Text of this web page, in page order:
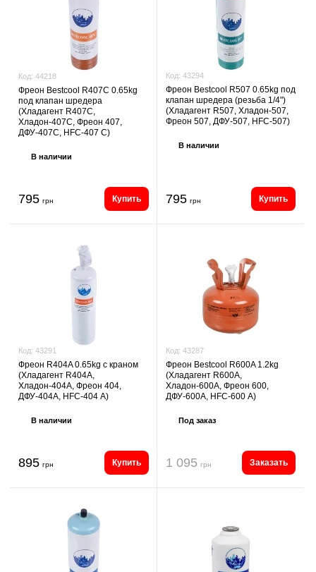
Код: 44218
Фреон Bestcool R407C 0.65kg
под клапан шредера
(Хладагент R407C,
Хладон-407C, Фреон 407,
ДФУ-407C, HFC-407 C)
В наличии
795 грн Купить
Код: 43294
Фреон Bestcool R507 0.65kg под
клапан шредера (резьба 1/4")
(Хладагент R507, Хладон-507,
Фреон 507, ДФУ-507, HFC-507)
В наличии
795 грн Купить
Код: 43291
Фреон R404A 0.65kg с краном
(Хладагент R404A,
Хладон-404A, Фреон 404,
ДФУ-404A, HFC-404 А)
В наличии
895 грн Купить
Код: 43287
Фреон Bestcool R600A 1.2kg
(Хладагент R600A,
Хладон-600A, Фреон 600,
ДФУ-600A, HFC-600 А)
Под заказ
1 095 грн Заказать